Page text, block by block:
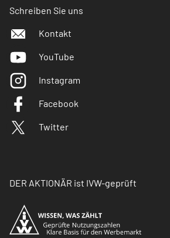
Schreiben Sie uns
Kontakt
YouTube
Instagram
Facebook
Twitter
DER AKTIONÄR ist IVW-geprüft